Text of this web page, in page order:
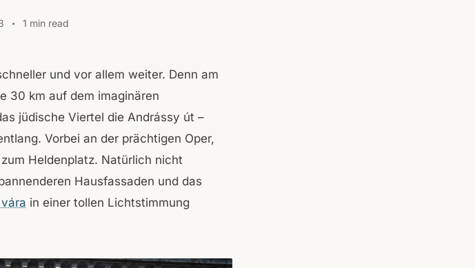
1 min read
und vor allem weiter. Denn am
30 km auf dem imaginären
jüdische Viertel die Andrássy út –
Vorbei an der prächtigen Oper,
Heldenplatz. Natürlich nicht
Hausfassaden und das
in einer tollen Lichtstimmung